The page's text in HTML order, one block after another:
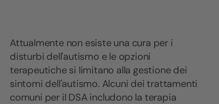
Attualmente non esiste una cura per i
disturbi dell'autismo e le opzioni
terapeutiche si limitano alla gestione dei
sintomi dell'autismo. Alcuni dei trattamenti
comuni per il DSA includono la terapia